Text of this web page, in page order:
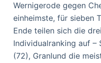
Wernigerode gegen
einheimste, für sieben
Ende teilen sich die
Individualranking auf –
(72), Granlund die